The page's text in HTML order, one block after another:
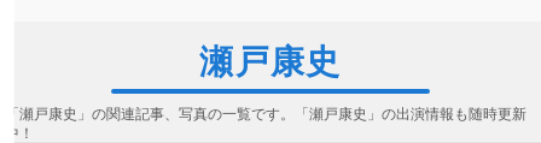
瀬戸康史
「瀬戸康史」の関連記事、写真の一覧です。「瀬戸康史」の出演情報も随時更新
中！